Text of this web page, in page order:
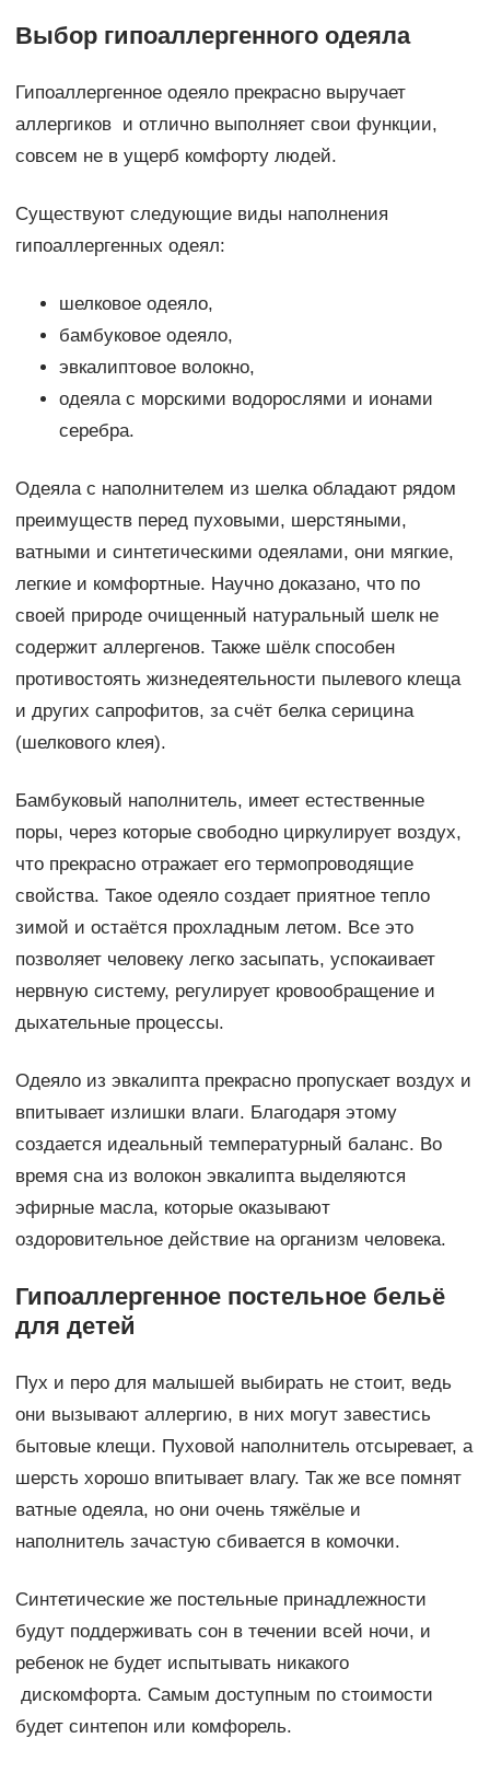
Выбор гипоаллергенного одеяла
Гипоаллергенное одеяло прекрасно выручает
аллергиков и отлично выполняет свои функции,
совсем не в ущерб комфорту людей.
Существуют следующие виды наполнения
гипоаллергенных одеял:
шелковое одеяло,
бамбуковое одеяло,
эвкалиптовое волокно,
одеяла с морскими водорослями и ионами
серебра.
Одеяла с наполнителем из шелка обладают рядом
преимуществ перед пуховыми, шерстяными,
ватными и синтетическими одеялами, они мягкие,
легкие и комфортные. Научно доказано, что по
своей природе очищенный натуральный шелк не
содержит аллергенов. Также шёлк способен
противостоять жизнедеятельности пылевого клеща
и других сапрофитов, за счёт белка серицина
(шелкового клея).
Бамбуковый наполнитель, имеет естественные
поры, через которые свободно циркулирует воздух,
что прекрасно отражает его термопроводящие
свойства. Такое одеяло создает приятное тепло
зимой и остаётся прохладным летом. Все это
позволяет человеку легко засыпать, успокаивает
нервную систему, регулирует кровообращение и
дыхательные процессы.
Одеяло из эвкалипта прекрасно пропускает воздух и
впитывает излишки влаги. Благодаря этому
создается идеальный температурный баланс. Во
время сна из волокон эвкалипта выделяются
эфирные масла, которые оказывают
оздоровительное действие на организм человека.
Гипоаллергенное постельное бельё
для детей
Пух и перо для малышей выбирать не стоит, ведь
они вызывают аллергию, в них могут завестись
бытовые клещи. Пуховой наполнитель отсыревает, а
шерсть хорошо впитывает влагу. Так же все помнят
ватные одеяла, но они очень тяжёлые и
наполнитель зачастую сбивается в комочки.
Синтетические же постельные принадлежности
будут поддерживать сон в течении всей ночи, и
ребенок не будет испытывать никакого
дискомфорта. Самым доступным по стоимости
будет синтепон или комфорель.